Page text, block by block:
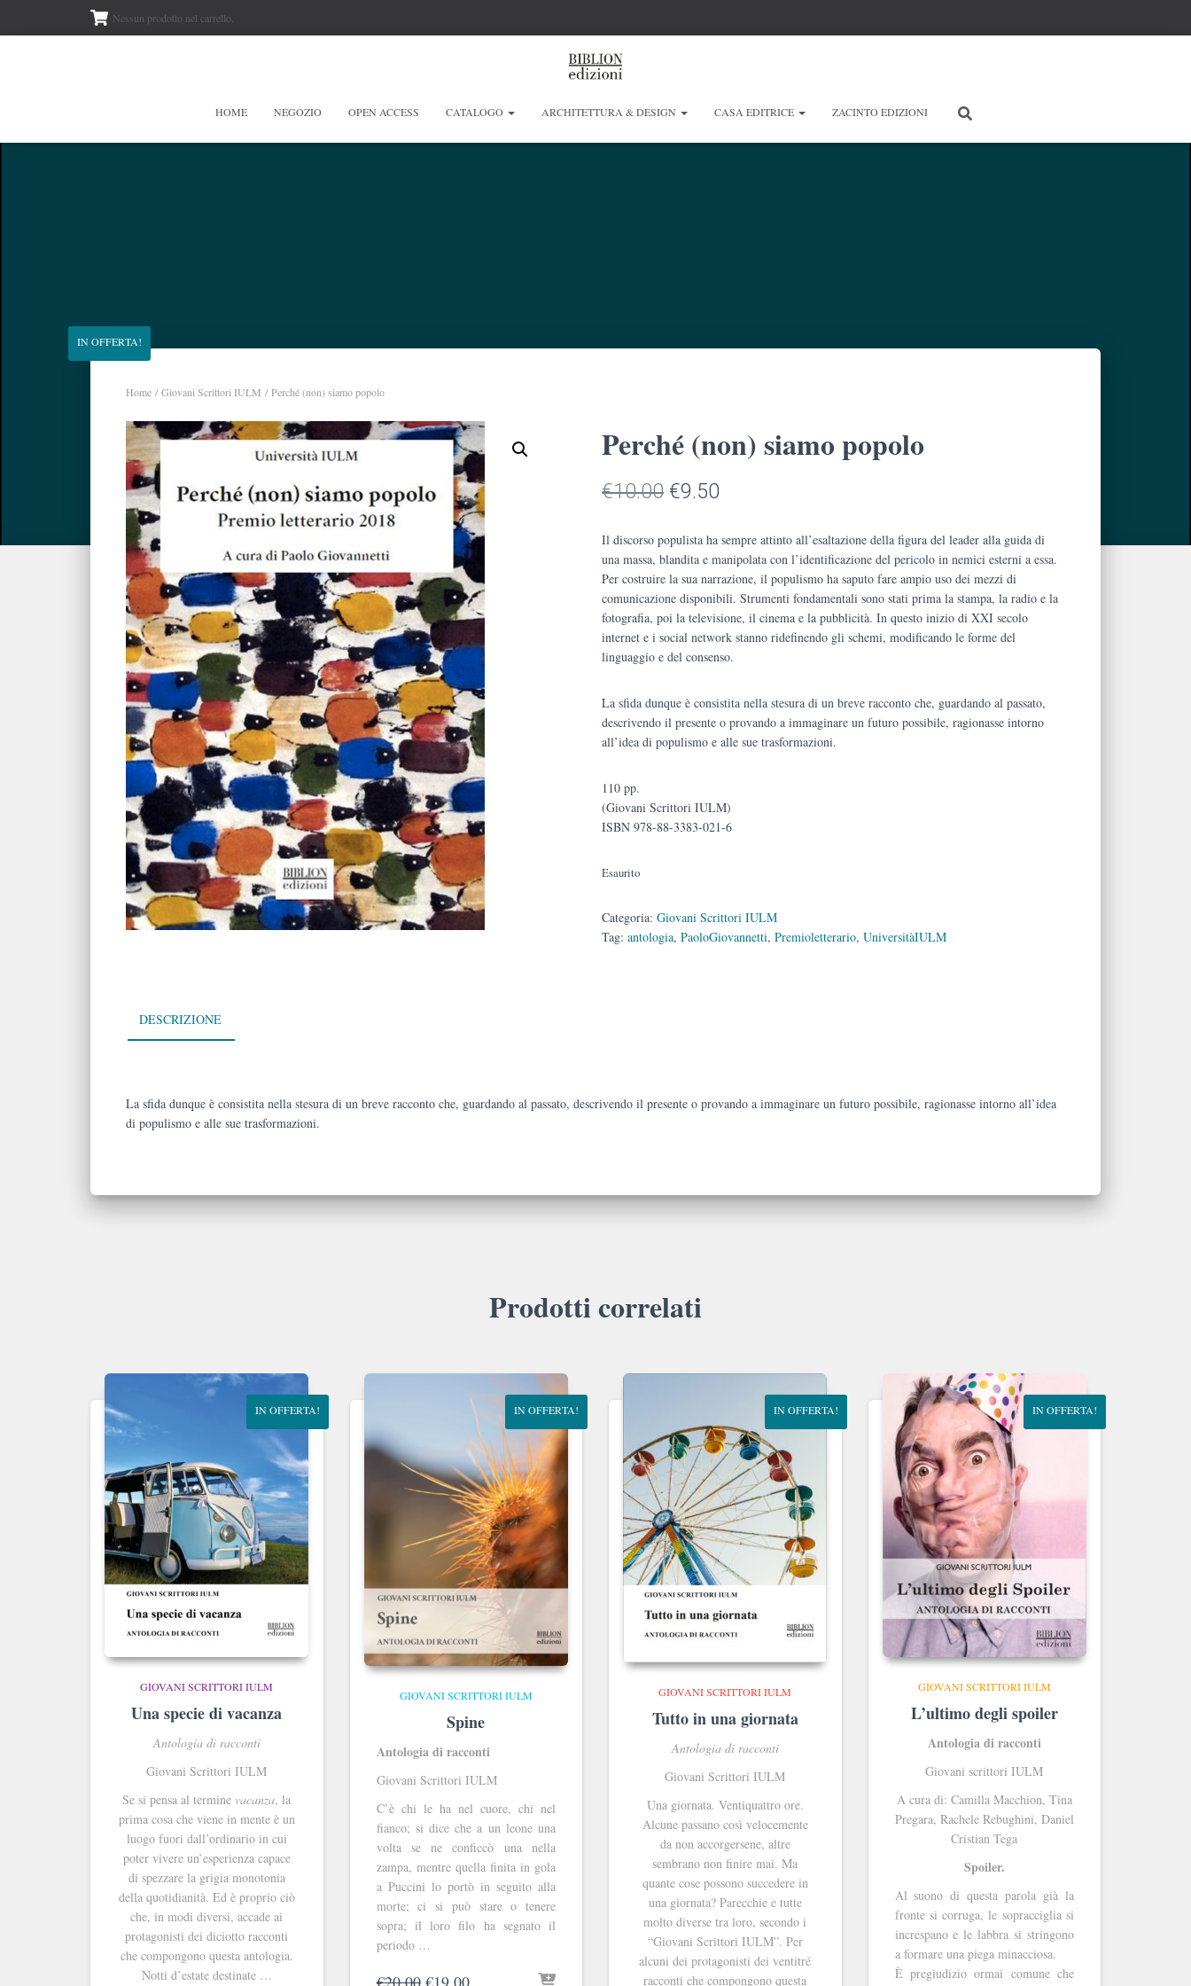
Nessun prodotto nel carrello.
HOME NEGOZIO OPEN ACCESS CATALOGO ARCHITETTURA & DESIGN CASA EDITRICE ZACINTO EDIZIONI
Home /Giovani Scrittori IULM / Perché (non) siamo popolo
IN OFFERTA!
Perché (non) siamo popolo
€10.00 Il
originale
era:
€10.00.
€9.50
attuale
è:
€9.50.
Il discorso populista ha sempre attinto all’esaltazione della figura del leader alla guida di
una massa, blandita e manipolata con l’identificazione del pericolo in nemici esterni a essa.
Per costruire la sua narrazione, il populismo ha saputo fare ampio uso dei mezzi di
comunicazione disponibili. Strumenti fondamentali sono stati prima la stampa, la radio e la
fotografia, poi la televisione, il cinema e la pubblicità. In questo inizio di XXI secolo
internet e i social network stanno ridefinendo gli schemi, modificando le forme del
linguaggio e del consenso.
La sfida dunque è consistita nella stesura di un breve racconto che, guardando al passato,
descrivendo il presente o provando a immaginare un futuro possibile, ragionasse intorno
all’idea di populismo e alle sue trasformazioni.
110 pp.
(Giovani Scrittori IULM)
ISBN 978-88-3383-021-6
Esaurito
Categoria: Giovani Scrittori IULM
Tag: antologia, PaoloGiovannetti, Premioletterario, UniversitàIULM
DESCRIZIONE
La sfida dunque è consistita nella stesura di un breve racconto che, guardando al passato, descrivendo il presente o provando a immaginare un futuro possibile, ragionasse intorno all’idea
di populismo e alle sue trasformazioni.
Prodotti correlati
IN OFFERTA!
GIOVANI SCRITTORI IULM
Una specie di vacanza
Antologia di racconti
Giovani Scrittori IULM
Se si pensa al termine vacanza, la
prima cosa che viene in mente è un
luogo fuori dall’ordinario in cui
poter vivere un’esperienza capace
di spezzare la grigia monotonia
della quotidianità. Ed è proprio ciò
che, in modi diversi, accade ai
protagonisti dei diciotto racconti
che compongono questa antologia.
Notti d’estate destinate …
IN OFFERTA!
GIOVANI SCRITTORI IULM
Spine
Antologia di racconti
Giovani Scrittori IULM
C’è chi le ha nel cuore, chi nel
fianco; si dice che a un leone una
volta se ne conficcò una nella
zampa, mentre quella finita in gola
a Puccini lo portò in seguito alla
morte; ci si può stare o tenere
sopra; il loro filo ha segnato il
periodo …
Il
Il
IN OFFERTA!
GIOVANI SCRITTORI IULM
Tutto in una giornata
Antologia di racconti
Giovani Scrittori IULM
Una giornata. Ventiquattro ore.
Alcune passano così velocemente
da non accorgersene, altre
sembrano non finire mai. Ma
quante cose possono succedere in
una giornata? Parecchie e tutte
molto diverse tra loro, secondo i
“Giovani Scrittori IULM”. Per
alcuni dei protagonisti dei ventitré
racconti che compongono questa
IN OFFERTA!
GIOVANI SCRITTORI IULM
L’ultimo degli spoiler
Antologia di racconti
Giovani scrittori IULM
A cura di: Camilla Macchion, Tina
Pregara, Rachele Rebughini, Daniel
Cristian Tega
Spoiler.
Al suono di questa parola già la
fronte si corruga, le sopracciglia si
increspano e le labbra si stringono
a formare una piega minacciosa.
È pregiudizio ormai comune che